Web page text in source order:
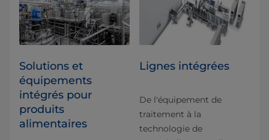
Solutions et
équipements
intégrés pour
produits
alimentaires
Lignes intégrées
De l'équipement de
traitement à la
technologie de